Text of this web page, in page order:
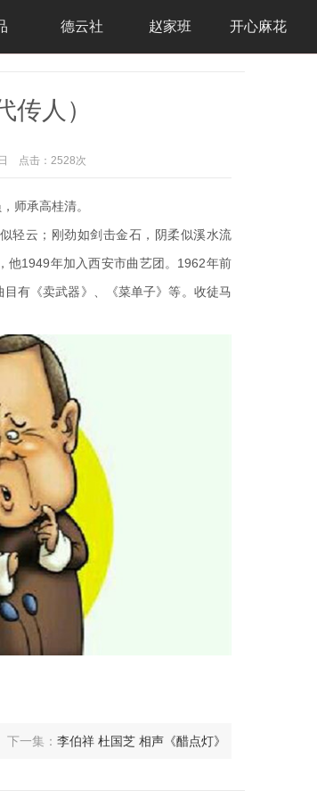
德云社 赵家班 开心麻花
传人）
点击：2528次
师承高桂清。
轻云；刚劲如剑击金石，阴柔似溪水流
他1949年加入西安市曲艺团。1962年前
目有《卖武器》、《菜单子》等。收徒马
下一集： 李伯祥 杜国芝 相声《醋点灯》